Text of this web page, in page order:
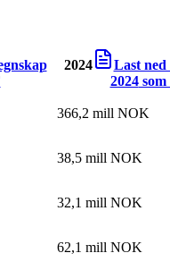
2024
Last ned
2024som
366,2 mill NOK
38,5 mill NOK
32,1 mill NOK
62,1 mill NOK